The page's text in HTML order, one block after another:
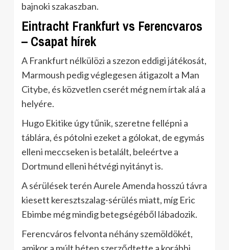
bajnoki szakaszban.
Eintracht Frankfurt vs Ferencvaros
– Csapat hírek
A Frankfurt nélkülözi a szezon eddigi játékosát,
Marmoush pedig véglegesen átigazolt a Man
Citybe, és közvetlen cserét még nem írtak alá a
helyére.
Hugo Ekitike úgy tűnik, szeretne fellépni a
táblára, és pótolni ezeket a gólokat, de egymás
elleni meccseken is betalált, beleértve a
Dortmund elleni hétvégi nyitányt is.
A sérülések terén Aurele Amenda hosszú távra
kiesett keresztszalag-sérülés miatt, míg Eric
Ebimbe még mindig betegségéből lábadozik.
Ferencváros felvonta néhány szemöldökét,